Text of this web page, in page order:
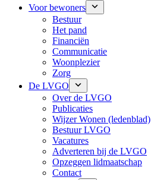
Voor bewoners
Bestuur
Het pand
Financiën
Communicatie
Woonplezier
Zorg
De LVGO
Over de LVGO
Publicaties
Wijzer Wonen (ledenblad)
Bestuur LVGO
Vacatures
Adverteren bij de LVGO
Opzeggen lidmaatschap
Contact